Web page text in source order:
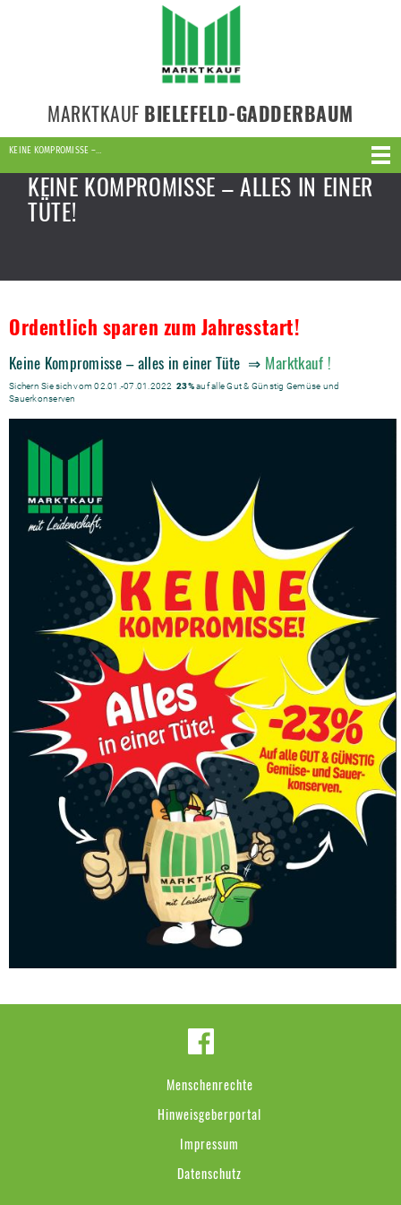
MARKTKAUF BIELEFELD-GADDERBAUM
KEINE KOMPROMISSE –…
KEINE KOMPROMISSE – ALLES IN EINER
TÜTE!
Ordentlich sparen zum Jahresstart!
Keine Kompromisse – alles in einer Tüte ⇒ Marktkauf !
Sichern Sie sich vom 02.01.-07.01.2022 23%auf alle Gut & Günstig Gemüse und
Sauerkonserven
Menschenrechte
Hinweisgeberportal
Impressum
Datenschutz